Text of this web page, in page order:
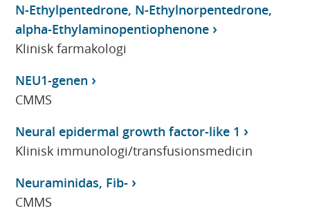
N-Ethylpentedrone, N-Ethylnorpentedrone,
alpha-Ethylaminopentiophenone
Klinisk farmakologi
NEU1-genen
CMMS
Neural epidermal growth factor-like 1
Klinisk immunologi/transfusionsmedicin
Neuraminidas, Fib-
CMMS